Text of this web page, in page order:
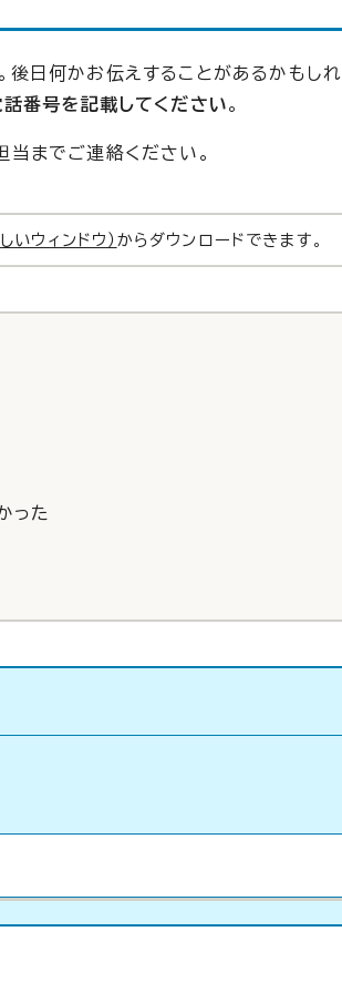
日何かお伝えすることがあるかもしれ
番号を記載してください。
までご連絡ください。
いウィンドウ） からダウンロードできます。
った